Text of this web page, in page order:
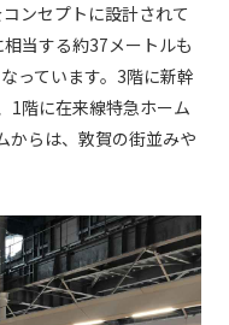
ンセプトに設計されて
当する約37メートルも
っています。3階に新幹
1階に在来線特急ホーム
からは、敦賀の街並みや